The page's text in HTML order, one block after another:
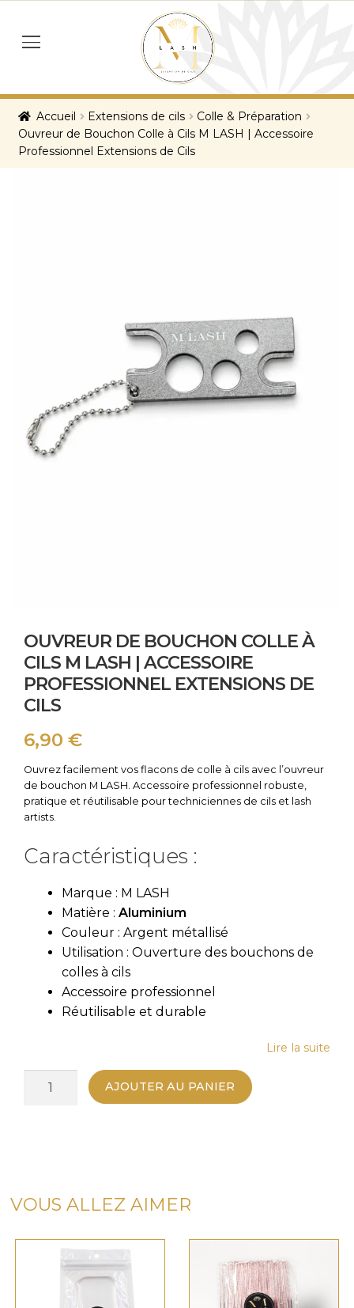
navigation
content
menu
Accueil Extensions de cils
Colle & Préparation
Ouvreur de Bouchon Colle à Cils M LASH | Accessoire
Professionnel Extensions de Cils
OUVREUR DE BOUCHON COLLE À
CILS M LASH | ACCESSOIRE
PROFESSIONNEL EXTENSIONS DE
CILS
6,90 €
Ouvrez facilement vos flacons de colle à cils avec l’ouvreur
de bouchon M LASH. Accessoire professionnel robuste,
pratique et réutilisable pour techniciennes de cils et lash
artists.
Caractéristiques :
Marque : M LASH
Matière : Aluminium
Couleur : Argent métallisé
Utilisation : Ouverture des bouchons de
colles à cils
Accessoire professionnel
Réutilisable et durable
Lire la suite
quantité
à
M
Accessoire
AJOUTER AU PANIER
VOUS ALLEZ AIMER